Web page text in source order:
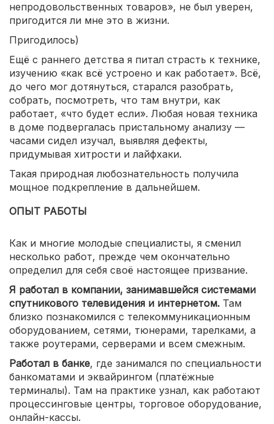
непродовольственных товаров», не был уверен,
пригодится ли мне это в жизни.
Пригодилось)
Ещё с раннего детства я питал страсть к технике,
изучению «как всё устроено и как работает». Всё,
до чего мог дотянуться, старался разобрать,
собрать, посмотреть, что там внутри, как
работает, «что будет если». Любая новая техника
в доме подвергалась пристальному анализу —
часами сидел изучал, выявляя дефекты,
придумывая хитрости и лайфхаки.
Такая природная любознательность получила
мощное подкрепление в дальнейшем.
ОПЫТ РАБОТЫ
Как и многие молодые специалисты, я сменил
несколько работ, прежде чем окончательно
определил для себя своё настоящее призвание.
Я работал в компании, занимавшейся системами
спутникового телевидения и интернетом. Там
близко познакомился с телекоммуникационным
оборудованием, сетями, тюнерами, тарелками, а
также роутерами, серверами и всем смежным.
Работал в банке, где занимался по специальности
банкоматами и эквайрингом (платёжные
терминалы). Там на практике узнал, как работают
процессинговые центры, торговое оборудование,
онлайн-кассы.